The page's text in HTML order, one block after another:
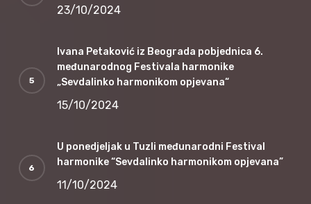
23/10/2024
Ivana Petaković iz Beograda pobjednica 6.
međunarodnog Festivala harmonike
„Sevdalinko harmonikom opjevana“
15/10/2024
U ponedjeljak u Tuzli međunarodni Festival
harmonike “Sevdalinko harmonikom opjevana”
11/10/2024